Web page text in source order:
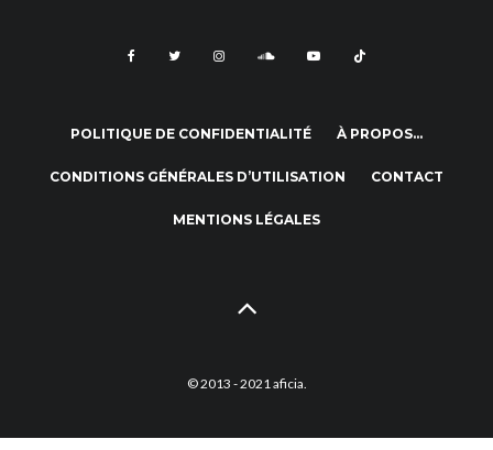
POLITIQUE DE CONFIDENTIALITÉ À PROPOS…
CONDITIONS GÉNÉRALES D’UTILISATION CONTACT
MENTIONS LÉGALES
© 2013 - 2021 aficia.